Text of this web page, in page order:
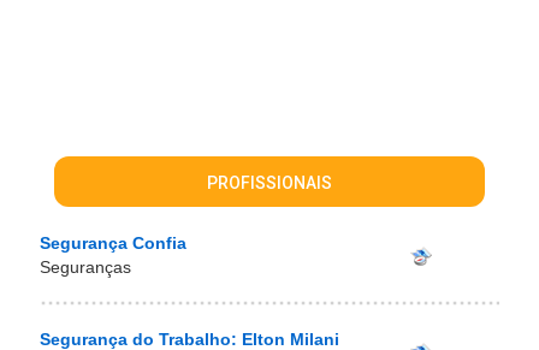
PROFISSIONAIS
Segurança Confia
Seguranças
Segurança do Trabalho: Elton Milani